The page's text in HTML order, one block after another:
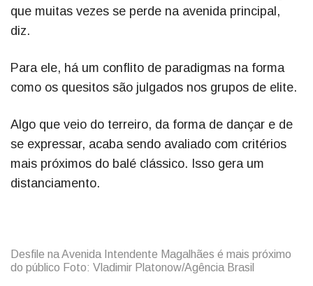
que muitas vezes se perde na avenida principal,
diz.
Para ele, há um conflito de paradigmas na forma
como os quesitos são julgados nos grupos de elite.
Algo que veio do terreiro, da forma de dançar e de
se expressar, acaba sendo avaliado com critérios
mais próximos do balé clássico. Isso gera um
distanciamento.
Desfile na Avenida Intendente Magalhães é mais próximo
do público Foto: Vladimir Platonow/Agência Brasil